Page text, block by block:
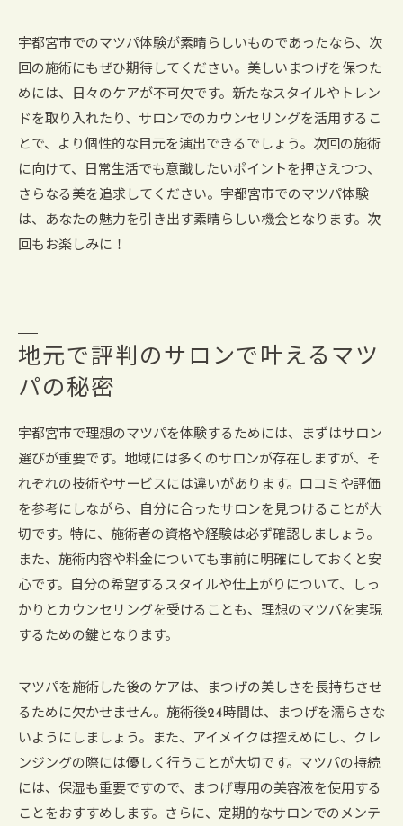
宇都宮市でのマツパ体験が素晴らしいものであったなら、次
回の施術にもぜひ期待してください。美しいまつげを保つた
めには、日々のケアが不可欠です。新たなスタイルやトレン
ドを取り入れたり、サロンでのカウンセリングを活用するこ
とで、より個性的な目元を演出できるでしょう。次回の施術
に向けて、日常生活でも意識したいポイントを押さえつつ、
さらなる美を追求してください。宇都宮市でのマツパ体験
は、あなたの魅力を引き出す素晴らしい機会となります。次
回もお楽しみに！
地元で評判のサロンで叶えるマツ
パの秘密
宇都宮市で理想のマツパを体験するためには、まずはサロン
選びが重要です。地域には多くのサロンが存在しますが、そ
れぞれの技術やサービスには違いがあります。口コミや評価
を参考にしながら、自分に合ったサロンを見つけることが大
切です。特に、施術者の資格や経験は必ず確認しましょう。
また、施術内容や料金についても事前に明確にしておくと安
心です。自分の希望するスタイルや仕上がりについて、しっ
かりとカウンセリングを受けることも、理想のマツパを実現
するための鍵となります。
マツパを施術した後のケアは、まつげの美しさを長持ちさせ
るために欠かせません。施術後24時間は、まつげを濡らさな
いようにしましょう。また、アイメイクは控えめにし、クレ
ンジングの際には優しく行うことが大切です。マツパの持続
には、保湿も重要ですので、まつげ専用の美容液を使用する
ことをおすすめします。さらに、定期的なサロンでのメンテ